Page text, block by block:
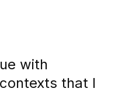
with
that I